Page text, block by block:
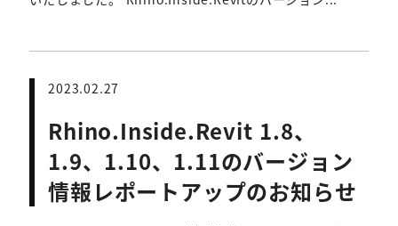
2023.02.27
Rhino.Inside.Revit 1.8、
1.9、1.10、1.11のバージョン
情報レポートアップのお知らせ